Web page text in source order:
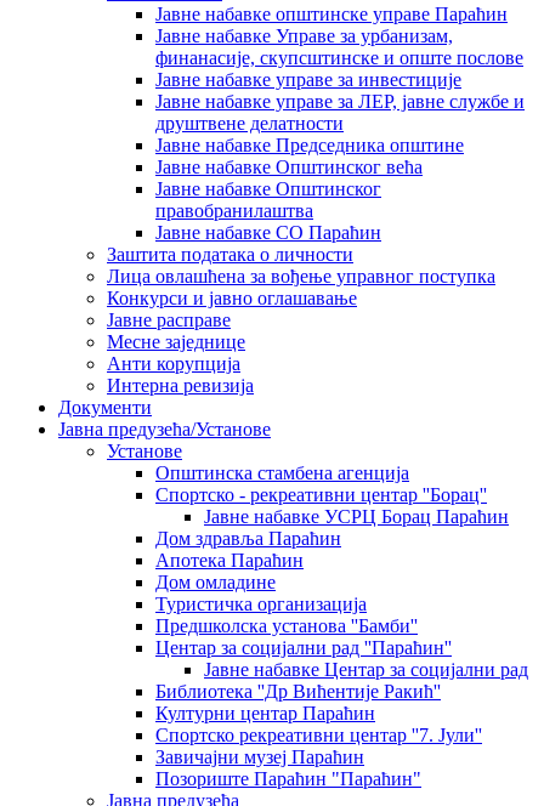
Јавне набавке општинске управе Параћин
Јавне набавке Управе за урбанизам,
финанасије, скупсштинске и опште послове
Јавне набавке управе за инвестиције
Јавне набавке управе за ЛЕР, јавне службе и
друштвене делатности
Јавне набавке Председника општине
Јавне набавке Општинског већа
Јавне набавке Општинског
правобранилаштва
Јавне набавке СО Параћин
Заштита података о личности
Лица овлашћена за вођење управног поступка
Конкурси и јавно оглашавање
Јавне расправе
Месне заједнице
Анти корупција
Интерна ревизија
Документи
Јавна предузећа/Установе
Установе
Општинскa стамбенa агенцијa
Спортско - рекреативни центар ''Борац''
Јавне набавке УСРЦ Борац Параћин
Дом здравља Параћин
Апотека Параћин
Дом омладине
Туристичка организација
Предшколска установа ''Бамби''
Центар за социјални рад ''Параћин''
Јавне набавке Центар за социјални рад
Библиотека ''Др Вићентије Ракић''
Културни центар Параћин
Спортско рекреативни центар ''7. Јули''
Завичајни музеј Параћин
Позориште Параћин "Параћин"
Јавна предузећа